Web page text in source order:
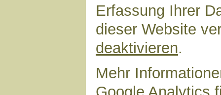
Erfassung Ihrer
dieser Website
deaktivieren.
Mehr